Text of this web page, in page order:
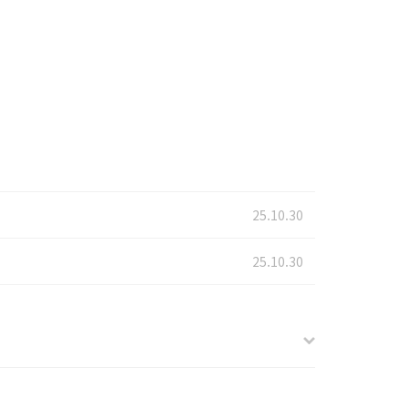
25.10.30
25.10.30